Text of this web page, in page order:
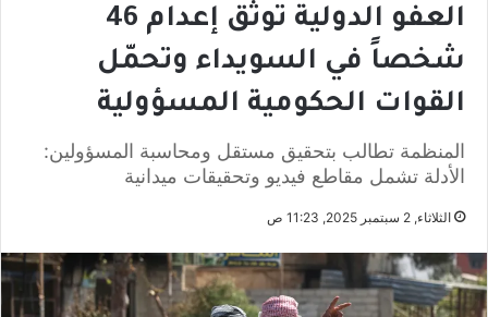
العفو الدولية توثق إعدام 46
شخصاً في السويداء وتحمّل
القوات الحكومية المسؤولية
المنظمة تطالب بتحقيق مستقل ومحاسبة المسؤولين:
الأدلة تشمل مقاطع فيديو وتحقيقات ميدانية
الثلاثاء, 2 سبتمبر 2025, 11:23 ص